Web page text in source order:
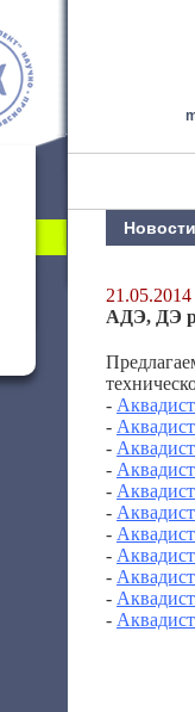
Новости
21.05.2014
АДЭ, ДЭ
-
-
-
-
-
-
-
-
-
-
-